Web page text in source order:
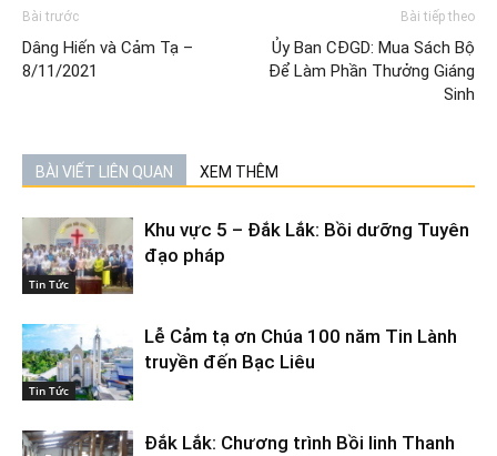
Bài trước
Dâng Hiến và Cảm Tạ –
8/11/2021
Bài tiếp theo
Ủy Ban CĐGD: Mua Sách Bộ
Để Làm Phần Thưởng Giáng
Sinh
BÀI VIẾT LIÊN QUAN XEM THÊM
Tin Tức
Khu vực 5 – Đắk Lắk: Bồi dưỡng Tuyên
đạo pháp
Tin Tức
Lễ Cảm tạ ơn Chúa 100 năm Tin Lành
truyền đến Bạc Liêu
Đắk Lắk: Chương trình Bồi linh Thanh